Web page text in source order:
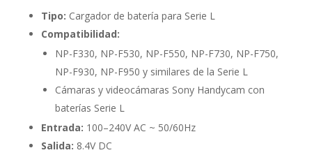
Tipo: Cargador de batería para Serie L
Compatibilidad:
NP-F330, NP-F530, NP-F550, NP-F730, NP-F750,
NP-F930, NP-F950 y similares de la Serie L
Cámaras y videocámaras Sony Handycam con
baterías Serie L
Entrada: 100–240V AC ~ 50/60Hz
Salida: 8.4V DC